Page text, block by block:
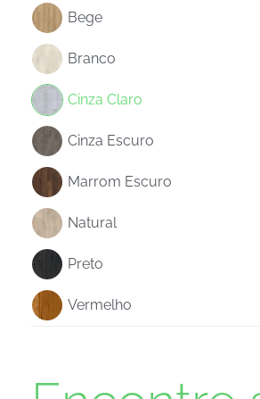
Bege
Branco
Cinza Claro
Cinza Escuro
Marrom Escuro
Natural
Preto
Vermelho